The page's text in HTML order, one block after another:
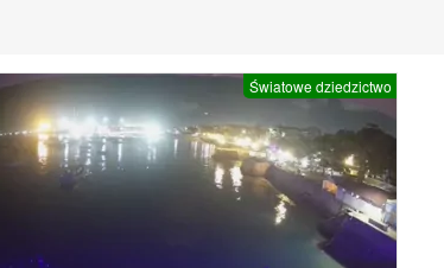
Światowe dziedzictwo